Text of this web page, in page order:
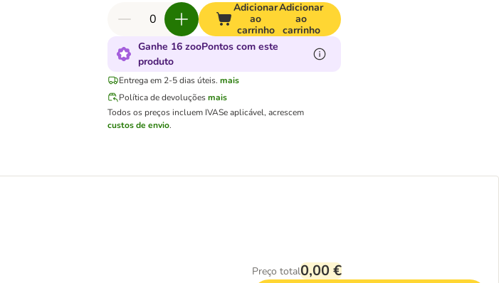
Adicionar
ao
carrinho
Adicionar
ao
carrinho
Ganhe 16 zooPontos com este
produto
Entrega em 2-5 dias úteis. mais
Política de devoluçõesmais
Todos os preços incluem IVASe aplicável, acrescem
custos de envio.
Preço total0,00 €